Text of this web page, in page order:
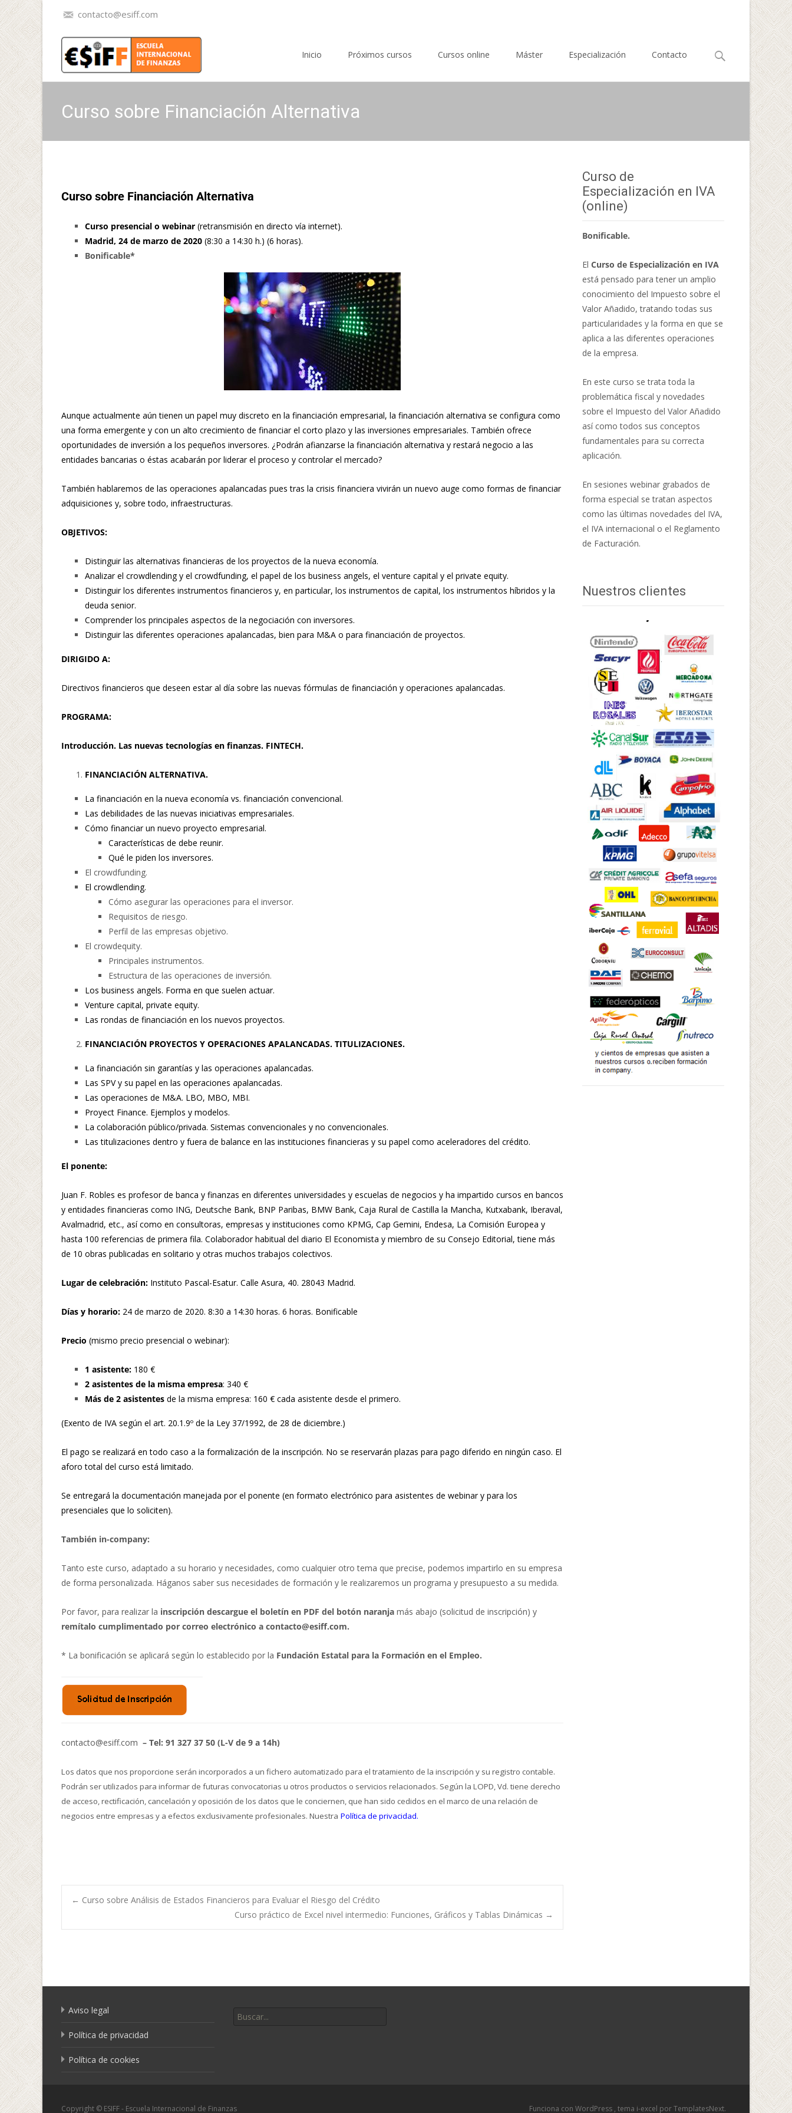
contacto@esiff.com
Inicio
Próximos cursos Cursos online Máster Especialización Contacto
Buscar
Curso sobre Financiación Alternativa
Curso sobre Financiación Alternativa
Curso presencial o webinar (retransmisión en directo vía internet).
Madrid, 24 de marzo de 2020 (8:30 a 14:30 h.) (6 horas).
Bonificable*
Aunque actualmente aún tienen un papel muy discreto en la financiación empresarial, la financiación alternativa se configura como
una forma emergente y con un alto crecimiento de financiar el corto plazo y las inversiones empresariales. También ofrece
oportunidades de inversión a los pequeños inversores. ¿Podrán afianzarse la financiación alternativa y restará negocio a las
entidades bancarias o éstas acabarán por liderar el proceso y controlar el mercado?
También hablaremos de las operaciones apalancadas pues tras la crisis financiera vivirán un nuevo auge como formas de financiar
adquisiciones y, sobre todo, infraestructuras.
OBJETIVOS:
Distinguir las alternativas financieras de los proyectos de la nueva economía.
Analizar el crowdlending y el crowdfunding, el papel de los business angels, el venture capital y el private equity.
Distinguir los diferentes instrumentos financieros y, en particular, los instrumentos de capital, los instrumentos híbridos y la
deuda senior.
Comprender los principales aspectos de la negociación con inversores.
Distinguir las diferentes operaciones apalancadas, bien para M&A o para financiación de proyectos.
DIRIGIDO A:
Directivos financieros que deseen estar al día sobre las nuevas fórmulas de financiación y operaciones apalancadas.
PROGRAMA:
Introducción. Las nuevas tecnologías en finanzas. FINTECH.
FINANCIACIÓN ALTERNATIVA.
La financiación en la nueva economía vs. financiación convencional.
Las debilidades de las nuevas iniciativas empresariales.
Cómo financiar un nuevo proyecto empresarial.
Características de debe reunir.
Qué le piden los inversores.
El crowdfunding.
El crowdlending.
Cómo asegurar las operaciones para el inversor.
Requisitos de riesgo.
Perfil de las empresas objetivo.
El crowdequity.
Principales instrumentos.
Estructura de las operaciones de inversión.
Los business angels. Forma en que suelen actuar.
Venture capital, private equity.
Las rondas de financiación en los nuevos proyectos.
FINANCIACIÓN PROYECTOS Y OPERACIONES APALANCADAS. TITULIZACIONES.
La financiación sin garantías y las operaciones apalancadas.
Las SPV y su papel en las operaciones apalancadas.
Las operaciones de M&A. LBO, MBO, MBI.
Proyect Finance. Ejemplos y modelos.
La colaboración público/privada. Sistemas convencionales y no convencionales.
Las titulizaciones dentro y fuera de balance en las instituciones financieras y su papel como aceleradores del crédito.
El ponente:
Juan F. Robles es profesor de banca y finanzas en diferentes universidades y escuelas de negocios y ha impartido cursos en bancos
y entidades financieras como ING, Deutsche Bank, BNP Paribas, BMW Bank, Caja Rural de Castilla la Mancha, Kutxabank, Iberaval,
Avalmadrid, etc., así como en consultoras, empresas y instituciones como KPMG, Cap Gemini, Endesa, La Comisión Europea y
hasta 100 referencias de primera fila. Colaborador habitual del diario El Economista y miembro de su Consejo Editorial, tiene más
de 10 obras publicadas en solitario y otras muchos trabajos colectivos.
Lugar de celebración: Instituto Pascal-Esatur. Calle Asura, 40. 28043 Madrid.
Días y horario: 24 de marzo de 2020. 8:30 a 14:30 horas. 6 horas. Bonificable
Precio (mismo precio presencial o webinar):
1 asistente: 180 €
2 asistentes de la misma empresa: 340 €
Más de 2 asistentes de la misma empresa: 160 € cada asistente desde el primero.
(Exento de IVA según el art. 20.1.9º de la Ley 37/1992, de 28 de diciembre.)
El pago se realizará en todo caso a la formalización de la inscripción. No se reservarán plazas para pago diferido en ningún caso. El
aforo total del curso está limitado.
Se entregará la documentación manejada por el ponente (en formato electrónico para asistentes de webinar y para los
presenciales que lo soliciten).
También in-company:
Tanto este curso, adaptado a su horario y necesidades, como cualquier otro tema que precise, podemos impartirlo en su empresa
de forma personalizada. Háganos saber sus necesidades de formación y le realizaremos un programa y presupuesto a su medida.
Por favor, para realizar la inscripción descargue el boletín en PDF del botón naranja más abajo (solicitud de inscripción) y
remítalo cumplimentado por correo electrónico a contacto@esiff.com.
* La bonificación se aplicará según lo establecido por la Fundación Estatal para la Formación en el Empleo.
contacto@esiff.com – Tel: 91 327 37 50 (L-V de 9 a 14h)
Los datos que nos proporcione serán incorporados a un fichero automatizado para el tratamiento de la inscripción y su registro contable.
Podrán ser utilizados para informar de futuras convocatorias u otros productos o servicios relacionados. Según la LOPD, Vd. tiene derecho
de acceso, rectificación, cancelación y oposición de los datos que le conciernen, que han sido cedidos en el marco de una relación de
negocios entre empresas y a efectos exclusivamente profesionales. Nuestra Política de privacidad.
Navegación de entradas
← Curso sobre Análisis de Estados Financieros para Evaluar el Riesgo del Crédito
Curso práctico de Excel nivel intermedio: Funciones, Gráficos y Tablas Dinámicas →
Curso de
Especialización en IVA
(online)
Bonificable.
El Curso de Especialización en IVA
está pensado para tener un amplio
conocimiento del Impuesto sobre el
Valor Añadido, tratando todas sus
particularidades y la forma en que se
aplica a las diferentes operaciones
de la empresa.
En este curso se trata toda la
problemática fiscal y novedades
sobre el Impuesto del Valor Añadido
así como todos sus conceptos
fundamentales para su correcta
aplicación.
En sesiones webinar grabados de
forma especial se tratan aspectos
como las últimas novedades del IVA,
el IVA internacional o el Reglamento
de Facturación.
Nuestros clientes
Aviso legal
Política de privacidad
Política de cookies
Copyright © ESIFF - Escuela Internacional de Finanzas Funciona con WordPress , tema i-excel por TemplatesNext.